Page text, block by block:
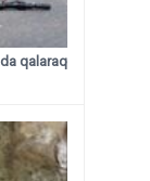
qalaraq